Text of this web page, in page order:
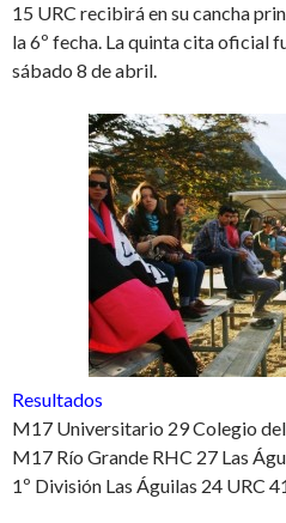
15 URC recibirá en su cancha
la 6º fecha. La quinta cita oficial
sábado 8 de abril.
Resultados
M17 Universitario 29 Colegio del
M17 Río Grande RHC 27 Las
1º División Las Águilas 24 URC